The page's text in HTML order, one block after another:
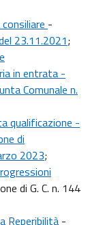
-
23.11.2021;
in entrata -
Comunale n.
qualificazione -
di
2023;
di G. C. n. 144
Reperibilità -